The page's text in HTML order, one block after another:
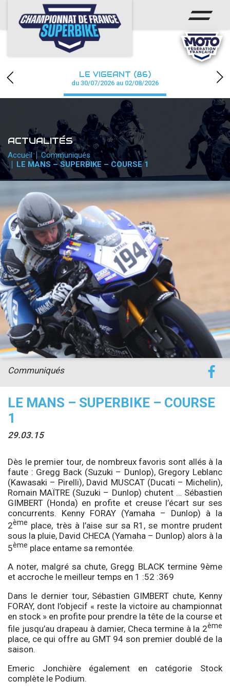
ACCUEIL
CHAMPIONNAT
CALENDRIER
PHOTOS / WEB TV
PARTENAIRES
PRESSE
PRESSE
accéder à la billetterie
LE VIGEANT (86)
du 30/07/2026 au 02/08/2026
ACTUALITÉS
Accueil
Communiqués
LE MANS – SUPERBIKE – COURSE 1
LE MANS – SUPERBIKE – COURSE
1
29.03.15
Communiqués
Dès le premier tour, de nombreux favoris sont allés à la
faute : Gregg Back (Suzuki – Dunlop), Gregory Leblanc
(Kawasaki – Pirelli), David MUSCAT (Ducati – Michelin),
Romain MAÏTRE (Suzuki – Dunlop) chutent … Sébastien
GIMBERT (Honda) en profite et creuse l’écart sur ses
concurrents. Kenny FORAY (Yamaha – Dunlop) à la
2ème place, très à l’aise sur sa R1, se montre prudent
sous la pluie, David CHECA (Yamaha – Dunlop) alors à la
5ème place entame sa remontée.
A noter, malgré sa chute, Gregg BLACK termine 9ème
et accroche le meilleur temps en 1 :52 :369
Dans le dernier tour, Sébastien GIMBERT chute, Kenny
FORAY, dont l’objecif « reste la victoire au championnat
en stock » en profite pour prendre la tête de la course et
file jusqu’au drapeau à damier, Checa termine à la 2ème
place, ce qui offre au GMT 94 son premier doublé de la
saison.
Emeric Jonchière également en catégorie Stock
complète le Podium.